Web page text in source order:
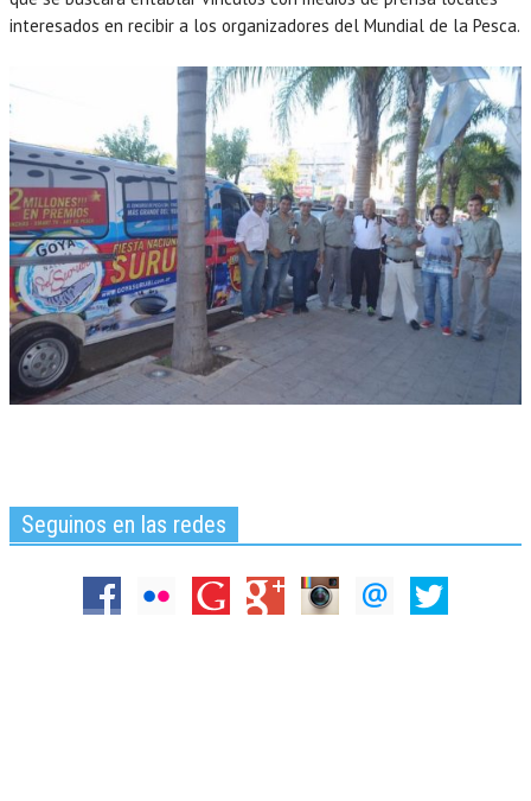
interesados en recibir a los organizadores del Mundial de la Pesca.
Seguinos en las redes